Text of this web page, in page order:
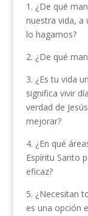
1. ¿De qué
nuestra vida, a
lo hagamos?
2. ¿De qué
3. ¿Es tu vida
significa vivir
verdad de
mejorar?
4. ¿En qué
Espíritu Santo
eficaz?
5. ¿Necesitan
es una opción